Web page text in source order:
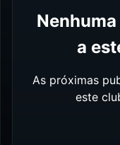
a
As próximas
este